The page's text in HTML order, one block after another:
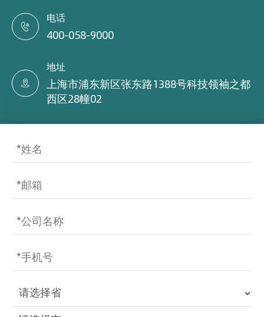

电话
400-058-9000

地址
上海市浦东新区张东路1388号科技领袖之都
西区28幢02